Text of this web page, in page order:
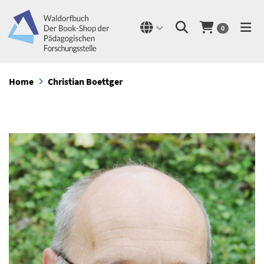
0
Home Christian Boettger